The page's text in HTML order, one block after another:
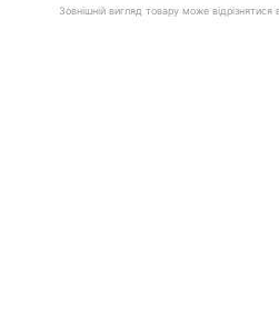
Зовнішній вигляд товару може відрізнятися